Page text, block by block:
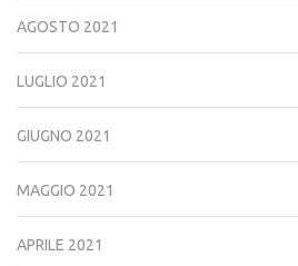
AGOSTO 2021
LUGLIO 2021
GIUGNO 2021
MAGGIO 2021
APRILE 2021